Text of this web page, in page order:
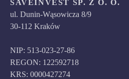
SAVEINVEST SP. Z O. O.
ul. Dunin-Wąsowicza 8/9
30-112 Kraków
NIP: 513-023-27-86
REGON: 122592718
KRS: 0000427274